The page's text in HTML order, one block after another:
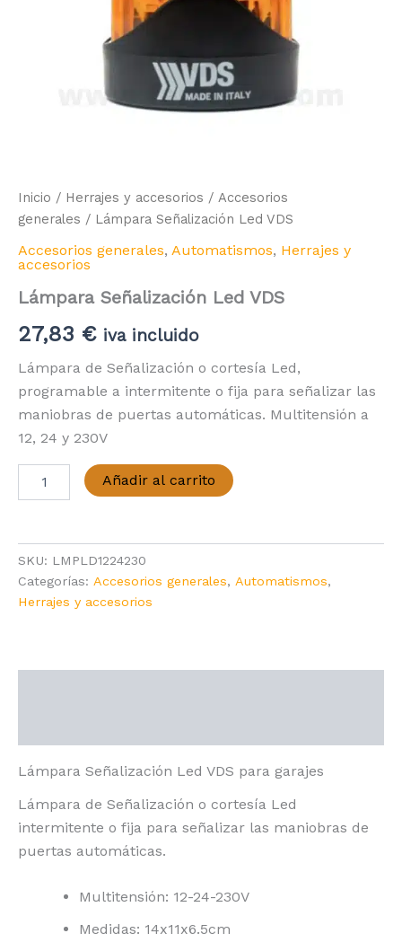
Inicio / Herrajes y accesorios / Accesorios
generales / Lámpara Señalización Led VDS
Accesorios generales, Automatismos, Herrajes y
accesorios
Lámpara Señalización Led VDS
27,83 € iva incluido
Lámpara de Señalización o cortesía Led,
programable a intermitente o fija para señalizar las
maniobras de puertas automáticas. Multitensión a
12, 24 y 230V
Señalización
cantidad
Añadir al carrito
SKU: LMPLD1224230
Categorías: Accesorios generales, Automatismos,
Herrajes y accesorios
Lámpara Señalización Led VDS para garajes
Lámpara de Señalización o cortesía Led
intermitente o fija para señalizar las maniobras de
puertas automáticas.
Multitensión: 12-24-230V
Medidas: 14x11x6.5cm